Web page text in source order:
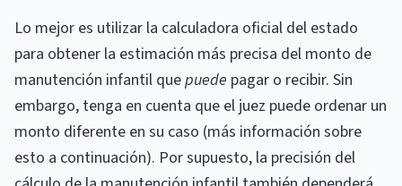
Lo mejor es utilizar la calculadora oficial del estado
para obtener la estimación más precisa del monto de
manutención infantil quepuede pagar o recibir. Sin
embargo, tenga en cuenta que el juez puede ordenar un
monto diferente en su caso (más información sobre
esto a continuación). Por supuesto, la precisión del